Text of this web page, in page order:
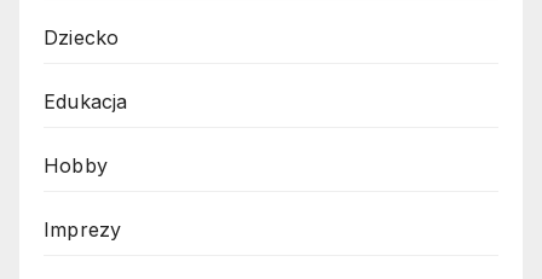
Dziecko
Edukacja
Hobby
Imprezy